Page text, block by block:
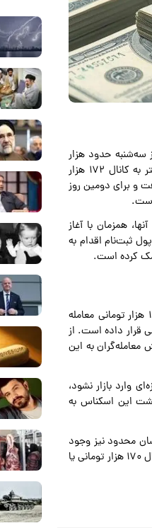
نسبت به روز سه‌شنبه حدود هزار
تومان پایین‌تر بود. با این حال در ادامه معاملات فشار فروش افزایش یافت و دلار با عقب‌نشینی بیشتر به کانال ۱۷۲ هزار
و برای دومین روز
همزمان با آغاز
ثبت‌نام اقدام به
کرده است.
به نقل از تجارت‌نیوز، قیمت دلار برای سومین روز متوالی با کاهش ارزش بازگشایی شد و در کریدور ۱۷۰ هزار تومانی معامله
قرار داده است. از
معامله‌گران به این
وارد بازار نشود،
و حتی برگشت این اسکناس به
محدود نیز وجود
دارد. در این سناریو، بازگشت بخشی از تقاضای احتیاطی می‌تواند قیمت دلار را بار دیگر به سمت میانه کانال ۱۷۰ هزار تومانی یا